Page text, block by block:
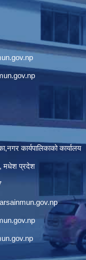
कार्यपालिकाको कार्यालय
मधेश प्रदेश